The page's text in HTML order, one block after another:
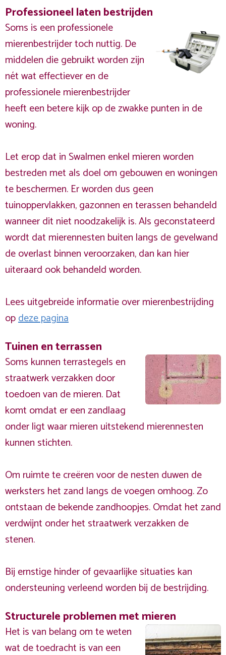
Professioneel laten bestrijden
Soms is een professionele
mierenbestrijder toch nuttig. De
middelen die gebruikt worden zijn
nét wat effectiever en de
professionele mierenbestrijder
heeft een betere kijk op de zwakke punten in de
woning.
Let erop dat in Swalmen enkel mieren worden
bestreden met als doel om gebouwen en woningen
te beschermen. Er worden dus geen
tuinoppervlakken, gazonnen en terassen behandeld
wanneer dit niet noodzakelijk is. Als geconstateerd
wordt dat mierennesten buiten langs de gevelwand
de overlast binnen veroorzaken, dan kan hier
uiteraard ook behandeld worden.
Lees uitgebreide informatie over mierenbestrijding
opdeze pagina
Tuinen en terrassen
Soms kunnen terrastegels en
straatwerk verzakken door
toedoen van de mieren. Dat
komt omdat er een zandlaag
onder ligt waar mieren uitstekend mierennesten
kunnen stichten.
Om ruimte te creëren voor de nesten duwen de
werksters het zand langs de voegen omhoog. Zo
ontstaan de bekende zandhoopjes. Omdat het zand
verdwijnt onder het straatwerk verzakken de
stenen.
Bij ernstige hinder of gevaarlijke situaties kan
ondersteuning verleend worden bij de bestrijding.
Structurele problemen met mieren
Het is van belang om te weten
wat de toedracht is van een